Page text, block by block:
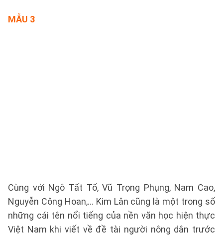
MẪU 3
Cùng với Ngô Tất Tố, Vũ Trọng Phụng, Nam Cao,
Nguyễn Công Hoan,... Kim Lân cũng là một trong số
những cái tên nổi tiếng của nền văn học hiện thực
Việt Nam khi viết về đề tài người nông dân trước